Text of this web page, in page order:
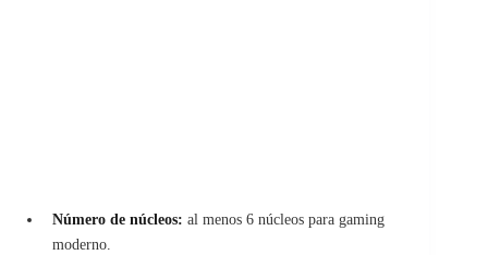
Número de núcleos: al menos 6 núcleos para gaming
moderno.